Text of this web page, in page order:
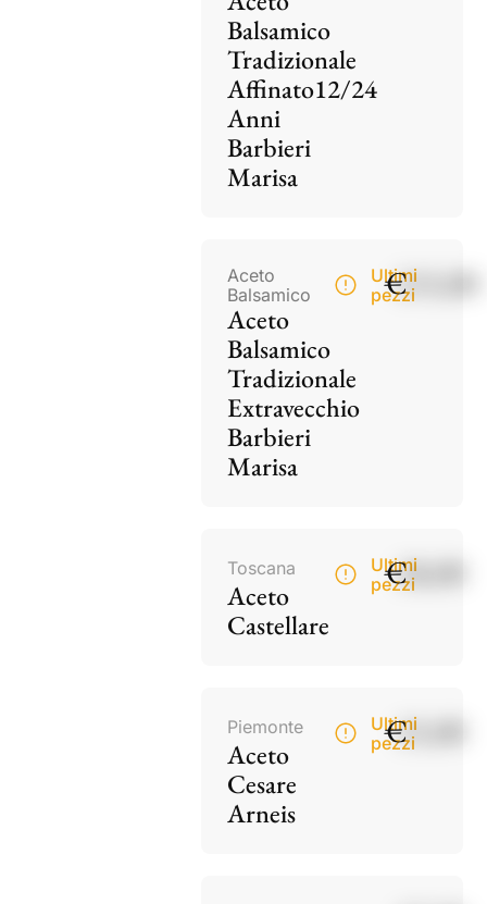
Balsamico
Tradizionale
Affinato12/24
Anni
Barbieri
Marisa
Aceto
Balsamico
Aceto
Balsamico
Tradizionale
Extravecchio
Barbieri
Marisa
Ultimi
pezzi
€115,00
Toscana
Aceto
Castellare
Ultimi
pezzi
€18,00
Piemonte
Aceto
Cesare
Arneis
Ultimi
pezzi
€15,00